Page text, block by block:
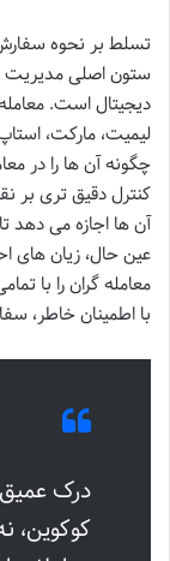
تسلط بر نحوه
ستون اصلی مدیریت
دیجیتال است.
لیمیت، مارکت،
چگونه آن ها را در
کنترل دقیق تری بر
آن ها اجازه می دهد
عین حال، زیان های
معامله گران را با
با اطمینان خاطر،
درک عمیق
کوکوین،